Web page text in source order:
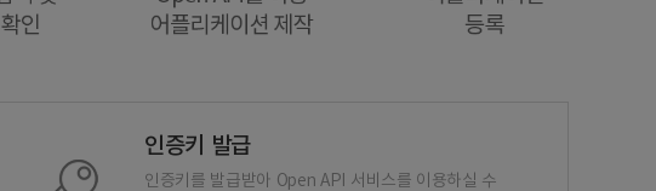
인증키 발급
인증키를 발급받아 Open API 서비스를 이용하실 수